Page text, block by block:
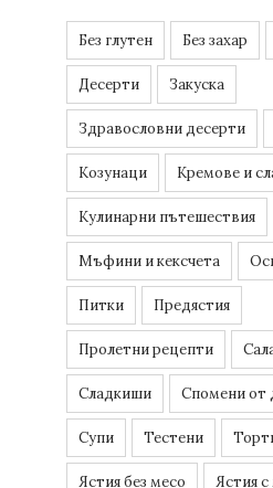
Без глутен Без захар
Десерти Закуска
Здравословни десерти
Козунаци Кремове и
Кулинарни пътешествия
Мъфини и кексчета
Питки Предястия
Пролетни рецепти
Сладкиши Спомени от
Супи Тестени
Ястия без месо Ястия с